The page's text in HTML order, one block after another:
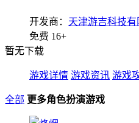
开发商： 天津游吉科技有
免费 16+
暂无下载
游戏详情 游戏资讯 游戏
全部 更多角色扮演游戏